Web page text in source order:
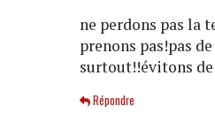
ne perdons pas la
prenons pas!pas
surtout!!évitons
Répondre